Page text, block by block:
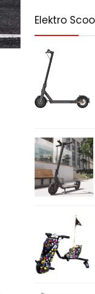
Elektro